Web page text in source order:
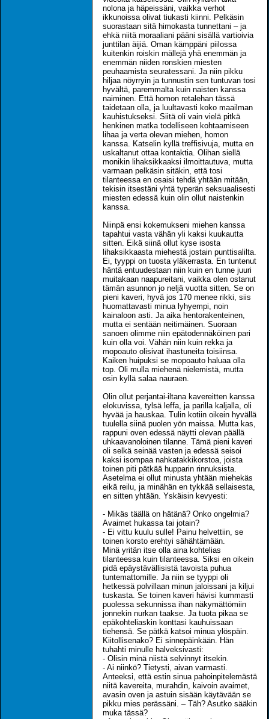
nolona ja häpeissäni, vaikka verhot
ikkunoissa olivat tiukasti kiinni. Pelkäsin
suorastaan sitä himokasta tunnettani – ja
ehkä niitä moraaliani pääni sisällä vartioivia
junttilan äijiä. Oman kämppäni piilossa
kuitenkin roiskin mällejä yhä enemmän ja
enemmän niiden ronskien miesten
peuhaamista seuratessani. Ja niin pikku
hiljaa nöyrryin ja tunnustin sen tuntuvan tosi
hyvältä, paremmalta kuin naisten kanssa
naiminen. Että homon retalehan tässä
taidetaan olla, ja luultavasti koko maailman
kauhistukseksi. Siitä oli vain vielä pitkä
henkinen matka todelliseen kohtaamiseen
lihaa ja verta olevan miehen, homon
kanssa. Katselin kyllä treffisivuja, mutta en
uskaltanut ottaa kontaktia. Olihan siellä
monikin lihaksikkaaksi ilmoittautuva, mutta
varmaan pelkäsin sitäkin, että tosi
tilanteessa en osaisi tehdä yhtään mitään,
tekisin itsestäni yhtä typerän seksuaalisesti
miesten edessä kuin olin ollut naistenkin
kanssa.
Niinpä ensi kokemukseni miehen kanssa
tapahtui vasta vähän yli kaksi kuukautta
sitten. Eikä siinä ollut kyse isosta
lihaksikkaasta miehestä jostain punttisalilta.
Ei, tyyppi on tuosta yläkerrasta. En tuntenut
häntä entuudestaan niin kuin en tunne juuri
muitakaan naapureitani, vaikka olen ostanut
tämän asunnon jo neljä vuotta sitten. Se on
pieni kaveri, hyvä jos 170 menee rikki, siis
huomattavasti minua lyhyempi, noin
kainaloon asti. Ja aika hentorakenteinen,
mutta ei sentään neitimäinen. Suoraan
sanoen olimme niin epätodennäköinen pari
kuin olla voi. Vähän niin kuin rekka ja
mopoauto olisivat ihastuneita toisiinsa.
Kaiken huipuksi se mopoauto haluaa olla
top. Oli mulla miehenä nielemistä, mutta
osin kyllä salaa nauraen.
Olin ollut perjantai-iltana kavereitten kanssa
elokuvissa, tylsä leffa, ja parilla kaljalla, oli
hyvää ja hauskaa. Tulin kotiin oikein hyvällä
tuulella siinä puolen yön maissa. Mutta kas,
rappuni oven edessä näytti olevan päällä
uhkaavanoloinen tilanne. Tämä pieni kaveri
oli selkä seinää vasten ja edessä seisoi
kaksi isompaa nahkatakkikorstoa, joista
toinen piti pätkää hupparin rinnuksista.
Asetelma ei ollut minusta yhtään miehekäs
eikä reilu, ja minähän en tykkää sellaisesta,
en sitten yhtään. Yskäisin kevyesti:
- Mikäs täällä on hätänä? Onko ongelmia?
Avaimet hukassa tai jotain?
- Ei vittu kuulu sulle! Painu helvettiin, se
toinen korsto erehtyi sähähtämään.
Minä yritän itse olla aina kohtelias
tilanteessa kuin tilanteessa. Siksi en oikein
pidä epäystävällisistä tavoista puhua
tuntemattomille. Ja niin se tyyppi oli
hetkessä polvillaan minun jaloissani ja kiljui
tuskasta. Se toinen kaveri hävisi kummasti
puolessa sekunnissa ihan näkymättömiin
jonnekin nurkan taakse. Ja tuota pikaa se
epäkohteliaskin konttasi kauhuissaan
tiehensä. Se pätkä katsoi minua ylöspäin.
Kiitollisenako? Ei sinnepäinkään. Hän
tuhahti minulle halveksivasti:
- Olisin minä niistä selvinnyt itsekin.
- Ai niinkö? Tietysti, aivan varmasti.
Anteeksi, että estin sinua pahoinpitelemästä
niitä kavereita, murahdin, kaivoin avaimet,
avasin oven ja astuin sisään käytävään se
pikku mies perässäni. – Täh? Asutko sääkin
muka tässä?